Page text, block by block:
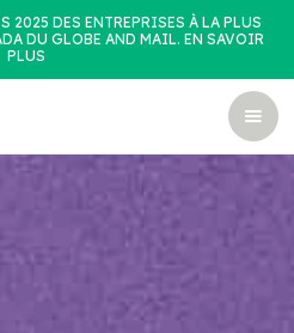
2025 DES ENTREPRISES À LA PLUS
DU GLOBE AND MAIL. EN SAVOIR
PLUS